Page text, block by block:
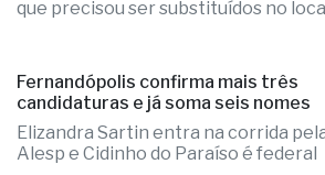
Irregularidades nos pneus do veículo
Fernandópolis confirma mais três
candidaturas e já soma seis nomes
Elizandra Sartin entra na corrida pela